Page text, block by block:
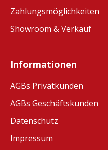
Zahlungsmöglichkeiten
Showroom & Verkauf
Informationen
AGBs Privatkunden
AGBs Geschäftskunden
Datenschutz
Impressum